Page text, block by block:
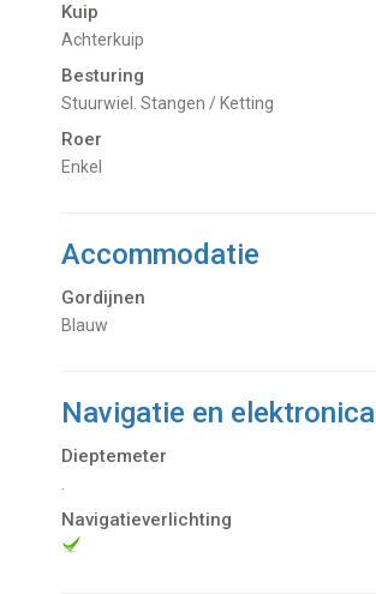
Kuip
Achterkuip
Besturing
Stuurwiel. Stangen / Ketting
Roer
Enkel
Accommodatie
Gordijnen
Blauw
Navigatie en elektronica
Dieptemeter
Navigatieverlichting